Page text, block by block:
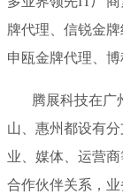
牌代理、信锐金
申瓯金牌代理、博
腾展科技在广州
山、惠州都设有
业、媒体、运营
合作伙伴关系，业